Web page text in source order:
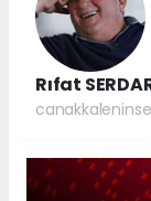
Rıfat